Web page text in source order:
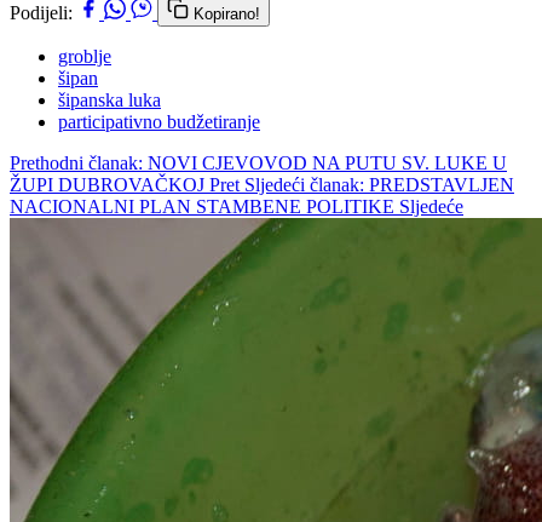
Podijeli: Kopirano!
groblje
šipan
šipanska luka
participativno budžetiranje
Prethodni članak: NOVI CJEVOVOD NA PUTU SV. LUKE U
ŽUPI DUBROVAČKOJ Pret Sljedeći članak: PREDSTAVLJEN
NACIONALNI PLAN STAMBENE POLITIKE Sljedeće